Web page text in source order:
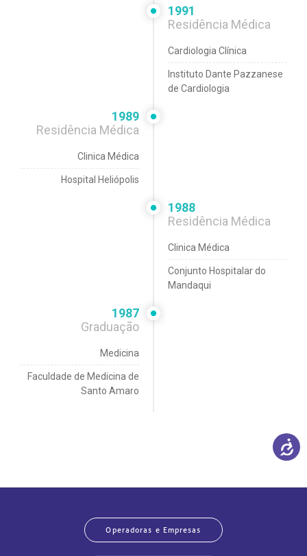
1991
Residência Médica
Cardiologia Clínica
Instituto Dante Pazzanese
de Cardiologia
1989
Residência Médica
Clinica Médica
Hospital Heliópolis
1988
Residência Médica
Clinica Médica
Conjunto Hospitalar do
Mandaqui
1987
Graduação
Medicina
Faculdade de Medicina de
Santo Amaro
Operadoras e Empresas